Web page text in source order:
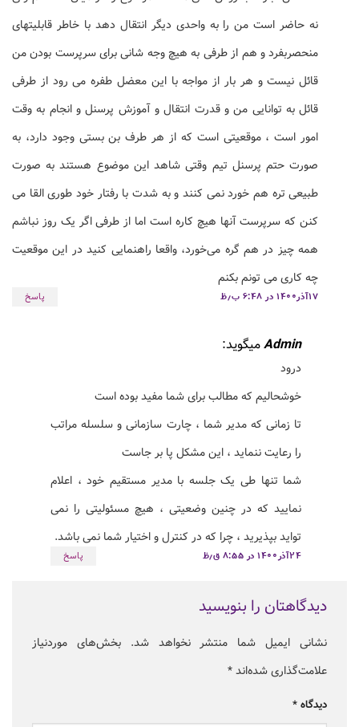
نه حاضر است من را به واحدی دیگر انتقال دهد با خاطر قابلیتهای
منحصربفرد و هم از طرفی به هیچ وجه شانی برای سرپرست بودن من
قائل نیست و هر بار از مواجه با این معضل طفره می رود از طرفی
قائل به توانایی من و قدرت انتقال و آموزش پرسنل و انجام به وقت
امور است ، موقعیتی است که از هر طرف بن بستی وجود دارد، به
صورت حتم پرسنل تیم وقتی شاهد این موضوع هستند به صورت
طبیعی تره هم خورد نمی کنند و به شدت با رفتار خود طوری القا می
کنن که سرپرست آنها هیچ کاره است اما از طرفی اگر یک روز نباشم
همه چیز در هم گره می‌خورد، واقعا راهنمایی کنید در این موقعیت
چه کاری می تونم بکنم
۱۷آذر۱۴۰۰ در ۶:۴۸ ب٫ظ پاسخ
Adminمیگوید:
درود
خوشحالیم که مطالب برای شما مفید بوده است
تا زمانی که مدیر شما ، چارت سازمانی و سلسله مراتب
را رعایت ننماید ، این مشکل پا بر جاست
شما تنها طی یک جلسه با مدیر مستقیم خود ، اعلام
نمایید که در چنین وضعیتی ، هیچ مسئولیتی را نمی
تواید بپذیرید ، چرا که در کنترل و اختیار شما نمی باشد.
۲۴آذر۱۴۰۰ در ۸:۵۵ ق٫ظ پاسخ
دیدگاهتان را بنویسید
نشانی ایمیل شما منتشر نخواهد شد. بخش‌های موردنیاز
علامت‌گذاری شده‌اند*
دیدگاه *